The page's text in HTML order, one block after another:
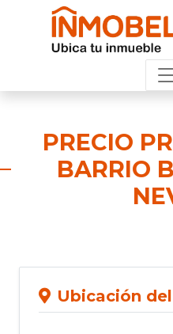
PRECIO
BARRIO
Ubicación